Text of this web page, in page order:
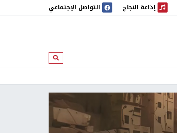
إذاعة النجاح
إذاعة النجاح التواصل الإجتماعي
ابحث